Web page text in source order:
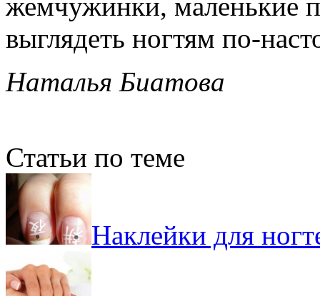
выглядеть ногтям по-
Наталья Биатова
Статьи по теме
Наклейки для